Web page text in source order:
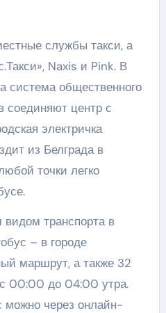
службы такси, а
Naxis и Pink. В
система общественного
соединяют центр с
электричка
из Белграда в
точки легко
транспорта в
– в городе
маршрут, а также 32
00:00 до 04:00 утра.
можно через онлайн-